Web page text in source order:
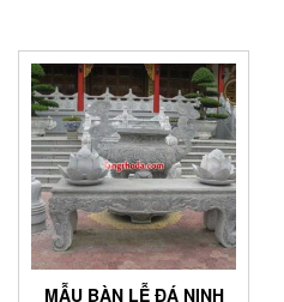
MẪU BÀN LỄ ĐÁ NINH